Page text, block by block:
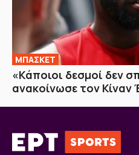
ΜΠΑΣΚΕΤ
«Κάποιοι δεσμοί δεν
ανακοίνωσε τον